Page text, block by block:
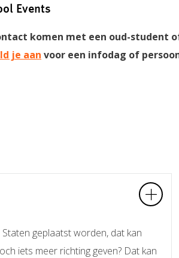
Events
komen met een oud-student
je aan voor een infodag of
geplaatst worden, dat kan
iets meer richting geven? Dat kan